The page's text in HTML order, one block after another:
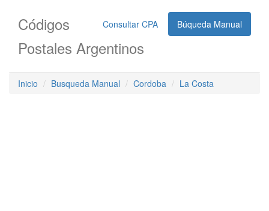
Consultar CPA Búqueda Manual
Códigos
Postales Argentinos
Inicio Busqueda Manual Cordoba La Costa